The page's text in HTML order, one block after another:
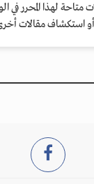
متاحة لهذا المحرر في
استكشاف مقالات